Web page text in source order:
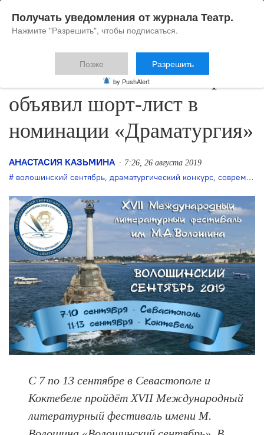
«Волошинский сентябрь»
объявил шорт-лист в
номинации «Драматургия»
АНАСТАСИЯ КАЗЬМИНА 7:26, 26 августа 2019
волошинский сентябрь, драматургический конкурс, современная драматургия
С 7 по 13 сентябре в Севастополе и
Коктебеле пройдёт XVII Международный
литературный фестиваль имени М.
Получать уведомления от журнала Театр.
Нажмите "Разрешить", чтобы подписаться.
Позже Разрешить
by PushAlert